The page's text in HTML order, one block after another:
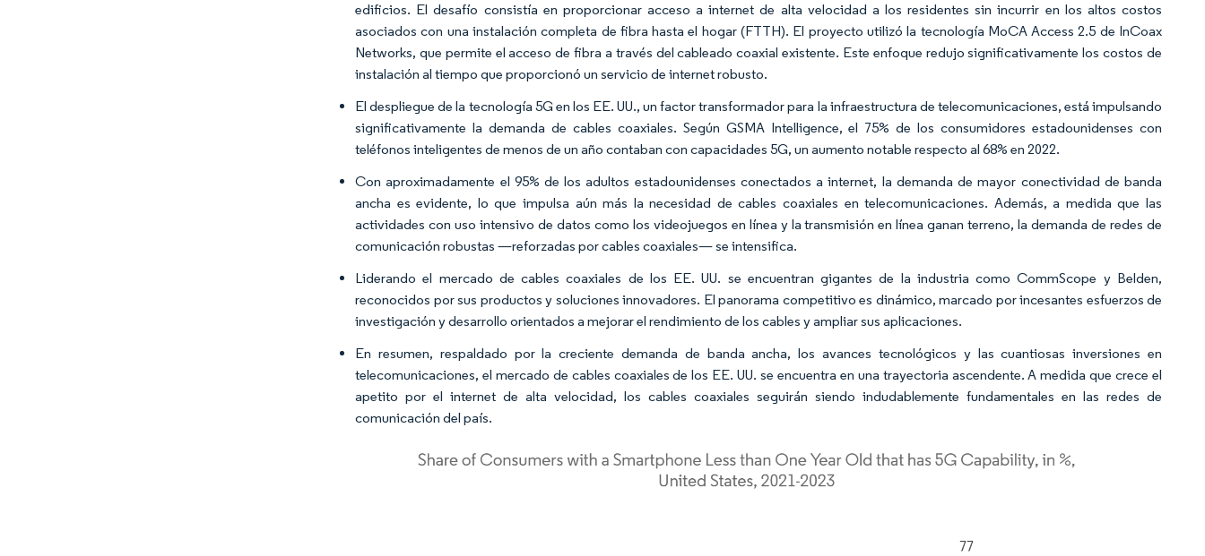
edificios. El desafío consistía en proporcionar acceso a internet de alta velocidad a los residentes sin incurrir en los altos costos
asociados con una instalación completa de fibra hasta el hogar (FTTH). El proyecto utilizó la tecnología MoCA Access 2.5 de InCoax
Networks, que permite el acceso de fibra a través del cableado coaxial existente. Este enfoque redujo significativamente los costos de
instalación al tiempo que proporcionó un servicio de internet robusto.
El despliegue de la tecnología 5G en los EE. UU., un factor transformador para la infraestructura de telecomunicaciones, está impulsando
significativamente la demanda de cables coaxiales. Según GSMA Intelligence, el 75% de los consumidores estadounidenses con
teléfonos inteligentes de menos de un año contaban con capacidades 5G, un aumento notable respecto al 68% en 2022.
Con aproximadamente el 95% de los adultos estadounidenses conectados a internet, la demanda de mayor conectividad de banda
ancha es evidente, lo que impulsa aún más la necesidad de cables coaxiales en telecomunicaciones. Además, a medida que las
actividades con uso intensivo de datos como los videojuegos en línea y la transmisión en línea ganan terreno, la demanda de redes de
comunicación robustas —reforzadas por cables coaxiales— se intensifica.
Liderando el mercado de cables coaxiales de los EE. UU. se encuentran gigantes de la industria como CommScope y Belden,
reconocidos por sus productos y soluciones innovadores. El panorama competitivo es dinámico, marcado por incesantes esfuerzos de
investigación y desarrollo orientados a mejorar el rendimiento de los cables y ampliar sus aplicaciones.
En resumen, respaldado por la creciente demanda de banda ancha, los avances tecnológicos y las cuantiosas inversiones en
telecomunicaciones, el mercado de cables coaxiales de los EE. UU. se encuentra en una trayectoria ascendente. A medida que crece el
apetito por el internet de alta velocidad, los cables coaxiales seguirán siendo indudablemente fundamentales en las redes de
comunicación del país.